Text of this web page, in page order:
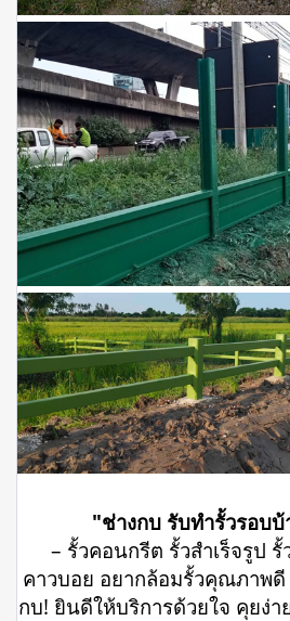
"ช่างกบ รับทำรั้วรอบบ้
– รั้วคอนกรีต รั้วสำเร็จรูป
คาวบอย อยากล้อมรั้วคุณภาพดี
กบ! ยินดีให้บริการด้วยใจ คุยง่า